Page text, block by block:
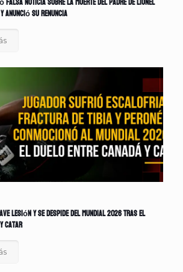
anunció su renuncia
lesión y se despide del Mundial 2026 tras el
Catar